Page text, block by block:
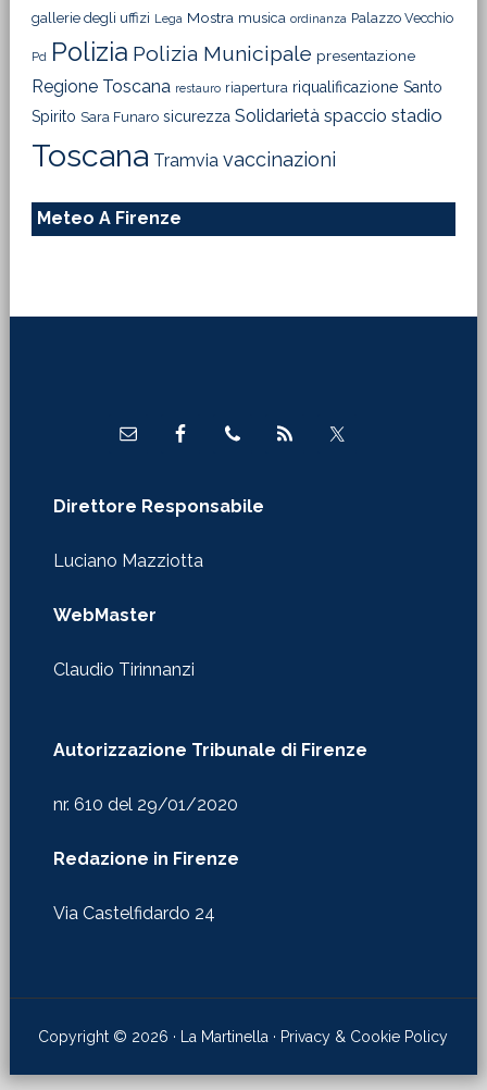
gallerie degli uffizi Lega Mostra musica ordinanza Palazzo Vecchio
Pd Polizia Polizia Municipale presentazione
Regione Toscana restauro riapertura riqualificazione Santo
Spirito Sara Funaro sicurezza Solidarietà spaccio stadio
Toscana Tramvia vaccinazioni
Meteo A Firenze
Direttore Responsabile
Luciano Mazziotta
WebMaster
Claudio Tirinnanzi
Autorizzazione Tribunale di Firenze
nr. 610 del 29/01/2020
Redazione in Firenze
Via Castelfidardo 24
Copyright © 2026 · La Martinella · Privacy & Cookie Policy